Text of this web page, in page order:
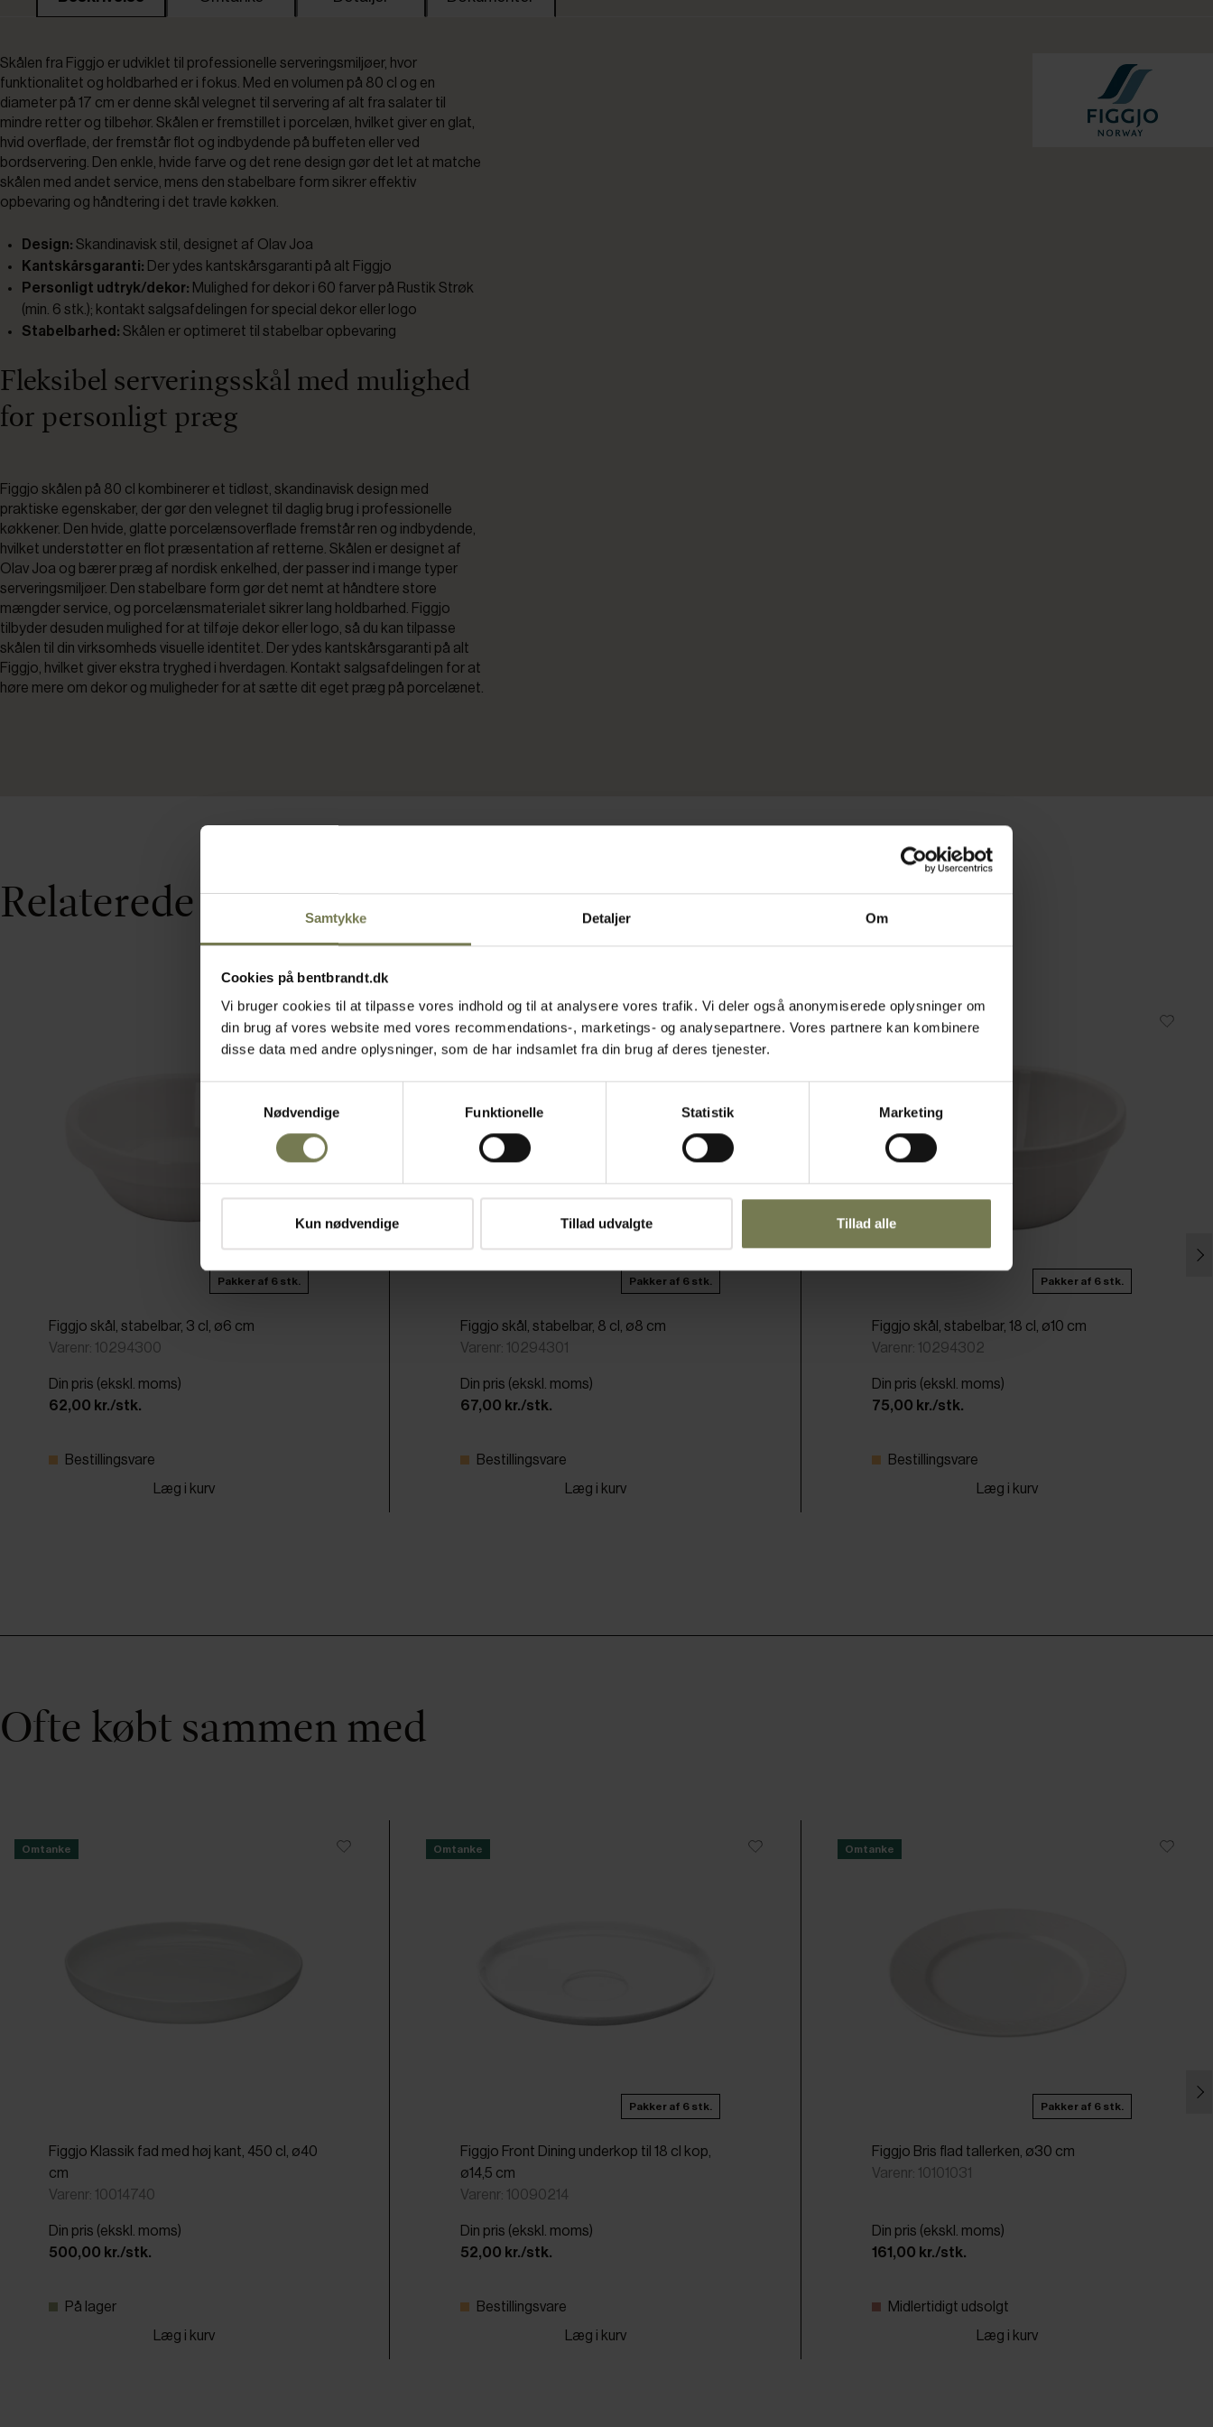
Samtykke Detaljer Om
Cookies på bentbrandt.dk
Vi bruger cookies til at tilpasse vores indhold og til at analysere vores trafik. Vi deler også anonymiserede oplysninger om
din brug af vores website med vores recommendations-, marketings- og analysepartnere. Vores partnere kan kombinere
disse data med andre oplysninger, som de har indsamlet fra din brug af deres tjenester.
Nødvendige
Funktionelle Statistik Marketing
Kun nødvendige Tillad udvalgte Tillad alle
Skålen fra Figgjo er udviklet til professionelle serveringsmiljøer, hvor
funktionalitet og holdbarhed er i fokus. Med en volumen på 80 cl og en
diameter på 17 cm er denne skål velegnet til servering af alt fra salater til
mindre retter og tilbehør. Skålen er fremstillet i porcelæn, hvilket giver en glat,
hvid overflade, der fremstår flot og indbydende på buffeten eller ved
bordservering. Den enkle, hvide farve og det rene design gør det let at matche
skålen med andet service, mens den stabelbare form sikrer effektiv
opbevaring og håndtering i det travle køkken.
Design: Skandinavisk stil, designet af Olav Joa
Kantskårsgaranti: Der ydes kantskårsgaranti på alt Figgjo
Personligt udtryk/dekor: Mulighed for dekor i 60 farver på Rustik Strøk
(min. 6 stk.); kontakt salgsafdelingen for special dekor eller logo
Stabelbarhed: Skålen er optimeret til stabelbar opbevaring
Fleksibel serveringsskål med mulighed
for personligt præg
Figgjo skålen på 80 cl kombinerer et tidløst, skandinavisk design med
praktiske egenskaber, der gør den velegnet til daglig brug i professionelle
køkkener. Den hvide, glatte porcelænsoverflade fremstår ren og indbydende,
hvilket understøtter en flot præsentation af retterne. Skålen er designet af
Olav Joa og bærer præg af nordisk enkelhed, der passer ind i mange typer
serveringsmiljøer. Den stabelbare form gør det nemt at håndtere store
mængder service, og porcelænsmaterialet sikrer lang holdbarhed. Figgjo
tilbyder desuden mulighed for at tilføje dekor eller logo, så du kan tilpasse
skålen til din virksomheds visuelle identitet. Der ydes kantskårsgaranti på alt
Figgjo, hvilket giver ekstra tryghed i hverdagen. Kontakt salgsafdelingen for at
høre mere om dekor og muligheder for at sætte dit eget præg på porcelænet.
Relaterede varer
Pakker af 6 stk.
Figgjo skål, stabelbar, 3 cl, ø6 cm
Varenr: 10294300
Din pris (ekskl. moms)
62,00 kr./stk.
Bestillingsvare
Læg i kurv
Omtanke
Pakker af 6 stk.
Figgjo skål, stabelbar, 8 cl, ø8 cm
Varenr: 10294301
Din pris (ekskl. moms)
67,00 kr./stk.
Bestillingsvare
Læg i kurv
Omtanke
Pakker af 6 stk.
Figgjo skål, stabelbar, 18 cl, ø10 cm
Varenr: 10294302
Din pris (ekskl. moms)
75,00 kr./stk.
Bestillingsvare
Læg i kurv
Ofte købt sammen med
Omtanke
Figgjo Klassik fad med høj kant, 450 cl, ø40
cm
Varenr: 10014740
Din pris (ekskl. moms)
500,00 kr./stk.
På lager
Læg i kurv
Omtanke
Pakker af 6 stk.
Figgjo Front Dining underkop til 18 cl kop,
ø14,5 cm
Varenr: 10090214
Din pris (ekskl. moms)
52,00 kr./stk.
Bestillingsvare
Læg i kurv
Omtanke
Pakker af 6 stk.
Figgjo Bris flad tallerken, ø30 cm
Varenr: 10101031
Din pris (ekskl. moms)
161,00 kr./stk.
Midlertidigt udsolgt
Læg i kurv